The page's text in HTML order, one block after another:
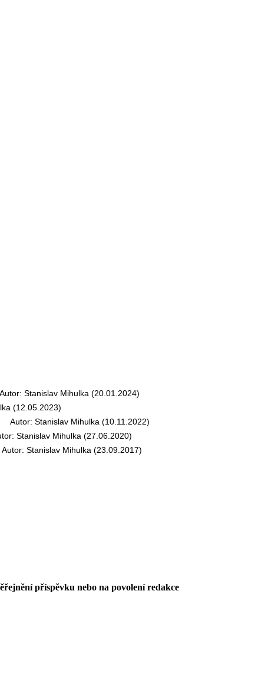
Stanislav Mihulka (20.01.2024)
(12.05.2023)
Autor: Stanislav Mihulka (10.11.2022)
Stanislav Mihulka (27.06.2020)
Stanislav Mihulka (23.09.2017)
příspěvku nebo na povolení redakce